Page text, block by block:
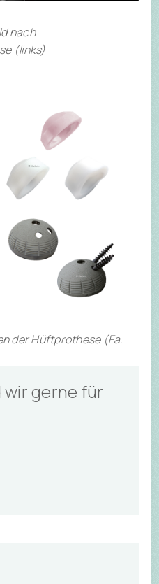
wir gerne für
nach
(links)
der Hüftprothese (Fa.